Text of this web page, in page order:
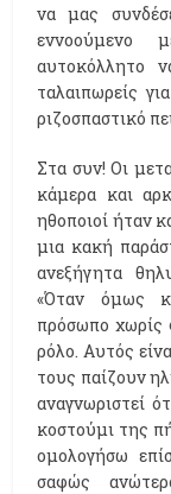
να μας
εννοούμενο
αυτοκόλλητο
ταλαιπωρείς
ριζοσπαστικό
Στα συν! Οι
κάμερα και
ηθοποιοί ήταν
μια κακή
ανεξήγητα
«Όταν όμως
πρόσωπο χωρίς
ρόλο. Αυτός
τους παίζουν
αναγνωριστεί
κοστούμι της
ομολογήσω
σαφώς